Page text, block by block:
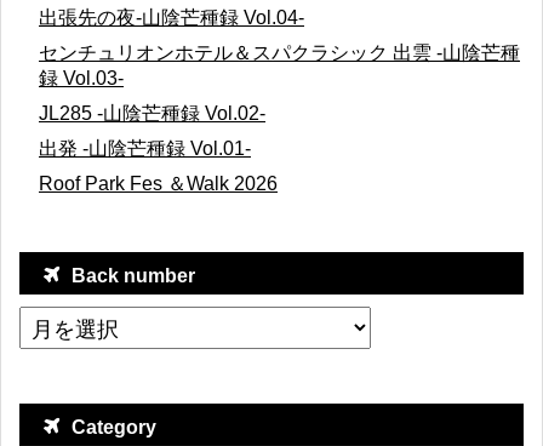
出張先の夜-山陰芒種録 Vol.04-
センチュリオンホテル＆スパクラシック 出雲 -山陰芒種
録 Vol.03-
JL285 -山陰芒種録 Vol.02-
出発 -山陰芒種録 Vol.01-
Roof Park Fes ＆Walk 2026
Back number
Category